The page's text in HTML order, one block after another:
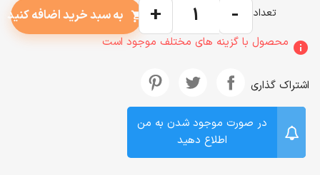
تعداد -
+
shopping_cart به سبد خرید اضافه کنید
info محصول با گزینه های مختلف موجود است
اشتراک گذاری
در صورت موجود شدن به من
اطلاع دهید